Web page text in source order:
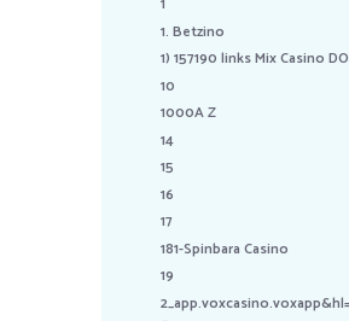
1. Betzino
1) 157190 links Mix Casino
10
1000A Z
14
15
16
17
181-Spinbara Casino
19